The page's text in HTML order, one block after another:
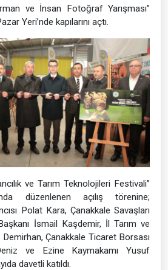
ve İnsan Fotoğraf Yarışması”
Yeri’nde kapılarını açtı.
ve Tarım Teknolojileri Festivali”
düzenlenen açılış törenine;
Polat Kara, Çanakkale Savaşları
İsmail Kaşdemir, İl Tarım ve
Çanakkale Ticaret Borsası
ve Ezine Kaymakamı Yusuf
davetli katıldı.